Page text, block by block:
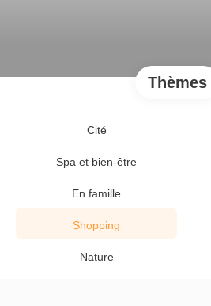
Thèmes
Cité
Spa et bien-être
En famille
Shopping
Nature